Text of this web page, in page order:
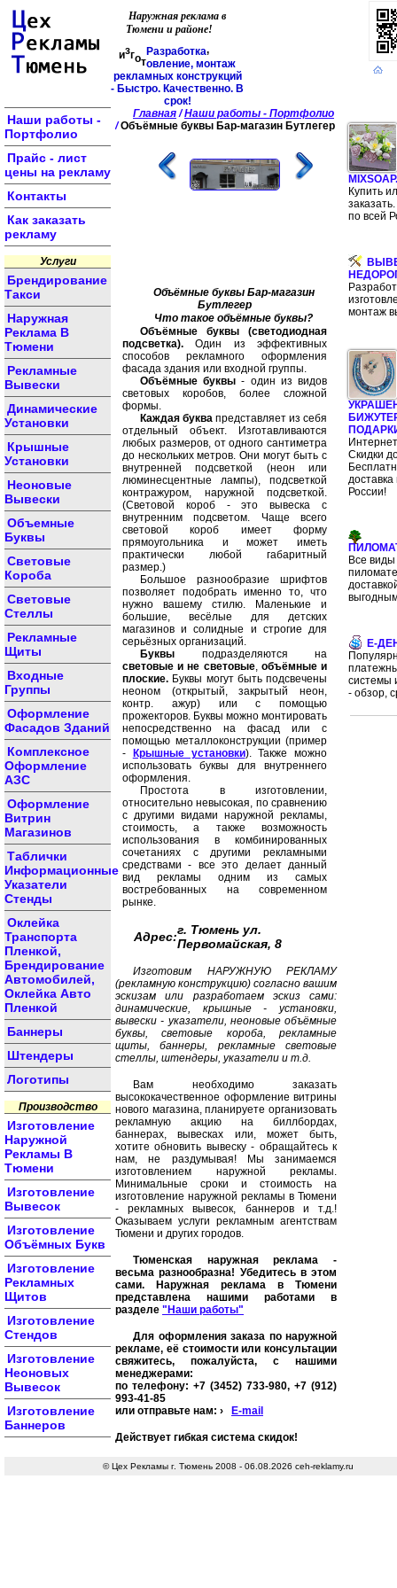
Наружная реклама в
Тюмени и районе!
Разработка,
го овление, монтаж
рекламных конструкций
- Быстро. Качественно. В
срок!
Наши работы -
Портфолио
Прайс - лист
цены на рекламу
Контакты
Как заказать
рекламу
Услуги
Брендирование
Такси
Наружная
Реклама В
Тюмени
Рекламные
Вывески
Динамические
Установки
Крышные
Установки
Неоновые
Вывески
Объемные
Буквы
Световые
Короба
Световые
Стеллы
Рекламные
Щиты
Входные
Группы
Оформление
Фасадов Зданий
Комплексное
Оформление
АЗС
Оформление
Витрин
Магазинов
Таблички
Информационные
Указатели
Стенды
Оклейка
Транспорта
Пленкой,
Брендирование
Автомобилей,
Оклейка Авто
Пленкой
Баннеры
Штендеры
Логотипы
Производство
Изготовление
Наружной
Рекламы В
Тюмени
Изготовление
Вывесок
Изготовление
Объёмных Букв
Изготовление
Рекламных
Щитов
Изготовление
Стендов
Изготовление
Неоновых
Вывесок
Изготовление
Баннеров
Главная/Наши работы - Портфолио
/Объёмные буквы Бар-магазин Бутлегер
Объёмные буквы Бар-магазин
Бутлегер
Что такое объёмные буквы?
Объёмные буквы (светодиодная
подсветка).Один из эффективных
способов рекламного оформления
фасада здания или входной группы.
Объёмные буквы - один из видов
световых коробов, более сложной
формы.
Каждая буква представляет из себя
отдельный объект. Изготавливаются
любых размеров, от одного сантиметра
до нескольких метров. Они могут быть с
внутренней подсветкой (неон или
люминесцентные лампы), подсветкой
контражуром, наружной подсветкой.
(Световой короб - это вывеска с
внутренним подсветом. Чаще всего
световой короб имеет форму
прямоугольника и может иметь
практически любой габаритный
размер.)
Большое разнообразие шрифтов
позволяет подобрать именно то, что
нужно вашему стилю. Маленькие и
большие, весёлые для детских
магазинов и солидные и строгие для
серьёзных организаций.
Буквы подразделяются на
световые и не световые, объёмные и
плоские. Буквы могут быть подсвечены
неоном (открытый, закрытый неон,
контр. ажур) или с помощью
прожекторов. Буквы можно монтировать
непосредственно на фасад или с
помощью металлоконструкции (пример
-
Крышные установки). Также можно
использовать буквы для внутреннего
оформления.
Простота в изготовлении,
относительно невысокая, по сравнению
с другими видами наружной рекламы,
стоимость, а также возможность
использования в комбинированных
сочетаниях с другими рекламными
средствами - все это делает данный
вид рекламы одним из самых
востребованных на современном
рынке.
Адрес:г. Тюмень ул.
Первомайская, 8
Изготовим НАРУЖНУЮ РЕКЛАМУ
(рекламную конструкцию) согласно вашим
эскизам или разработаем эскиз сами:
динамические, крышные - установки,
вывески - указатели, неоновые объёмные
буквы, световые короба, рекламные
щиты, баннеры, рекламные световые
стеллы, штендеры, указатели и т.д.
Вам необходимо заказать
высококачественное оформление витрины
нового магазина, планируете организовать
рекламную акцию на биллбордах,
баннерах, вывесках или, может быть,
хотите обновить вывеску - обращайтесь к
нам, не раздумывая! Мы занимаемся
изготовлением наружной рекламы.
Минимальные сроки и стоимость на
изготовление наружной рекламы в Тюмени
- рекламных вывесок, баннеров и т.д.!
Оказываем услуги рекламным агентствам
Тюмени и других городов.
Тюменская наружная реклама -
весьма разнообразна! Убедитесь в этом
сами. Наружная реклама в Тюмени
представлена нашими работами в
разделе "Наши работы"
Для оформления заказа по наружной
рекламе, её стоимости или консультации
свяжитесь, пожалуйста, с нашими
менеджерами:
по телефону: +7 (3452) 733-980, +7 (912)
993-41-85
или отправьте нам: ›
E-mail
Действует гибкая система скидок!
Купить
по всей
монтаж
Скидки
доставка
России!
Все виды
E-
системы
- обзор,
© Цех Рекламы г. Тюмень 2008 - 06.08.2026 ceh-reklamy.ru